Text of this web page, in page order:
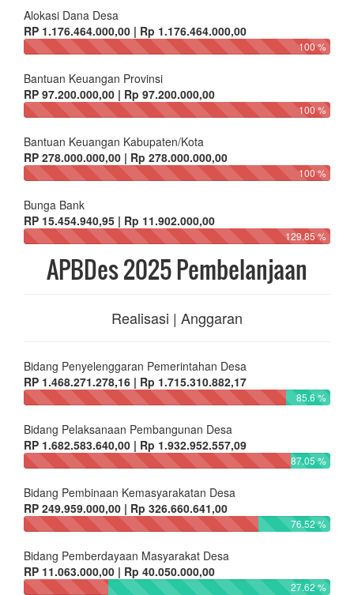
Alokasi Dana Desa
RP 1.176.464.000,00 | Rp 1.176.464.000,00
100 %
Bantuan Keuangan Provinsi
RP 97.200.000,00 | Rp 97.200.000,00
100 %
Bantuan Keuangan Kabupaten/Kota
RP 278.000.000,00 | Rp 278.000.000,00
100 %
Bunga Bank
RP 15.454.940,95 | Rp 11.902.000,00
129.85 %
APBDes 2025 Pembelanjaan
Realisasi | Anggaran
Bidang Penyelenggaran Pemerintahan Desa
RP 1.468.271.278,16 | Rp 1.715.310.882,17
85.6 %
Bidang Pelaksanaan Pembangunan Desa
RP 1.682.583.640,00 | Rp 1.932.952.557,09
87.05 %
Bidang Pembinaan Kemasyarakatan Desa
RP 249.959.000,00 | Rp 326.660.641,00
76.52 %
Bidang Pemberdayaan Masyarakat Desa
RP 11.063.000,00 | Rp 40.050.000,00
27.62 %